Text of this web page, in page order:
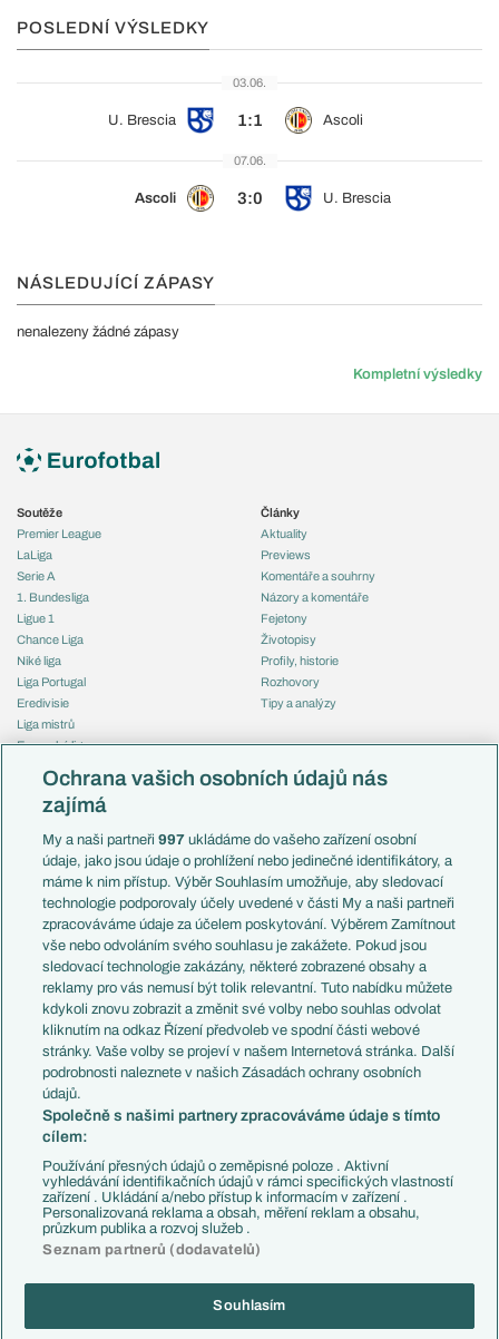
POSLEDNÍ VÝSLEDKY
03.06.
U. Brescia 1:1 Ascoli
07.06.
Ascoli 3:0 U. Brescia
NÁSLEDUJÍCÍ ZÁPASY
nenalezeny žádné zápasy
Kompletní výsledky
Soutěže
Premier League
LaLiga
Serie A
1. Bundesliga
Ligue 1
Chance Liga
Niké liga
Liga Portugal
Eredivisie
Liga mistrů
Evropská liga
Mistrovství světa
Liga národů
Témata
Představení týmů MS
EuroSkauting
PL v kostce
Evropské koeficienty
Přestupy
Přestupové spekulace
Zranění
Kluby
Arsenal FC
Chelsea FC
Manchester United
AC Milán
Juventus FC
Bayern Mnichov
FC Barcelona
Real Madrid
Články
Aktuality
Previews
Komentáře a souhrny
Názory a komentáře
Fejetony
Životopisy
Profily, historie
Rozhovory
Tipy a analýzy
Česko
Francie
Itálie
Německo
Španělsko
Argentina
Brazílie
Přestupy
Zápasy
Livescore
Tipovací soutěž
Copyright © 2001-2026 EuroFotbal.cz. Využíváme zpravodajství ČTK.
Ochrana vašich osobních údajů nás
zajímá
My a naši partneři997 ukládáme do vašeho zařízení osobní
údaje, jako jsou údaje o prohlížení nebo jedinečné identifikátory, a
máme k nim přístup. Výběr Souhlasím umožňuje, aby sledovací
technologie podporovaly účely uvedené v části My a naši partneři
zpracováváme údaje za účelem poskytování. Výběrem Zamítnout
vše nebo odvoláním svého souhlasu je zakážete. Pokud jsou
sledovací technologie zakázány, některé zobrazené obsahy a
reklamy pro vás nemusí být tolik relevantní. Tuto nabídku můžete
kdykoli znovu zobrazit a změnit své volby nebo souhlas odvolat
kliknutím na odkaz Řízení předvoleb ve spodní části webové
stránky. Vaše volby se projeví v našem Internetová stránka. Další
podrobnosti naleznete v našich Zásadách ochrany osobních
údajů.
Společně s našimi partnery zpracováváme údaje s tímto
cílem:
Používání přesných údajů o zeměpisné poloze . Aktivní
vyhledávání identifikačních údajů v rámci specifických vlastností
zařízení . Ukládání a/nebo přístup k informacím v zařízení .
Personalizovaná reklama a obsah, měření reklam a obsahu,
průzkum publika a rozvoj služeb .
Seznam partnerů (dodavatelů)
Souhlasím